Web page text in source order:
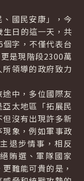
、國民安康」，今
日的這一天，共
字，不僅代表台
是現階段2300萬
領導的政府致力
中，多位國際友
太地區「拓展民
沒有出現許多新
象，例如軍事政
退步情事，相反
賄選、軍隊國家
難能可貴的是，